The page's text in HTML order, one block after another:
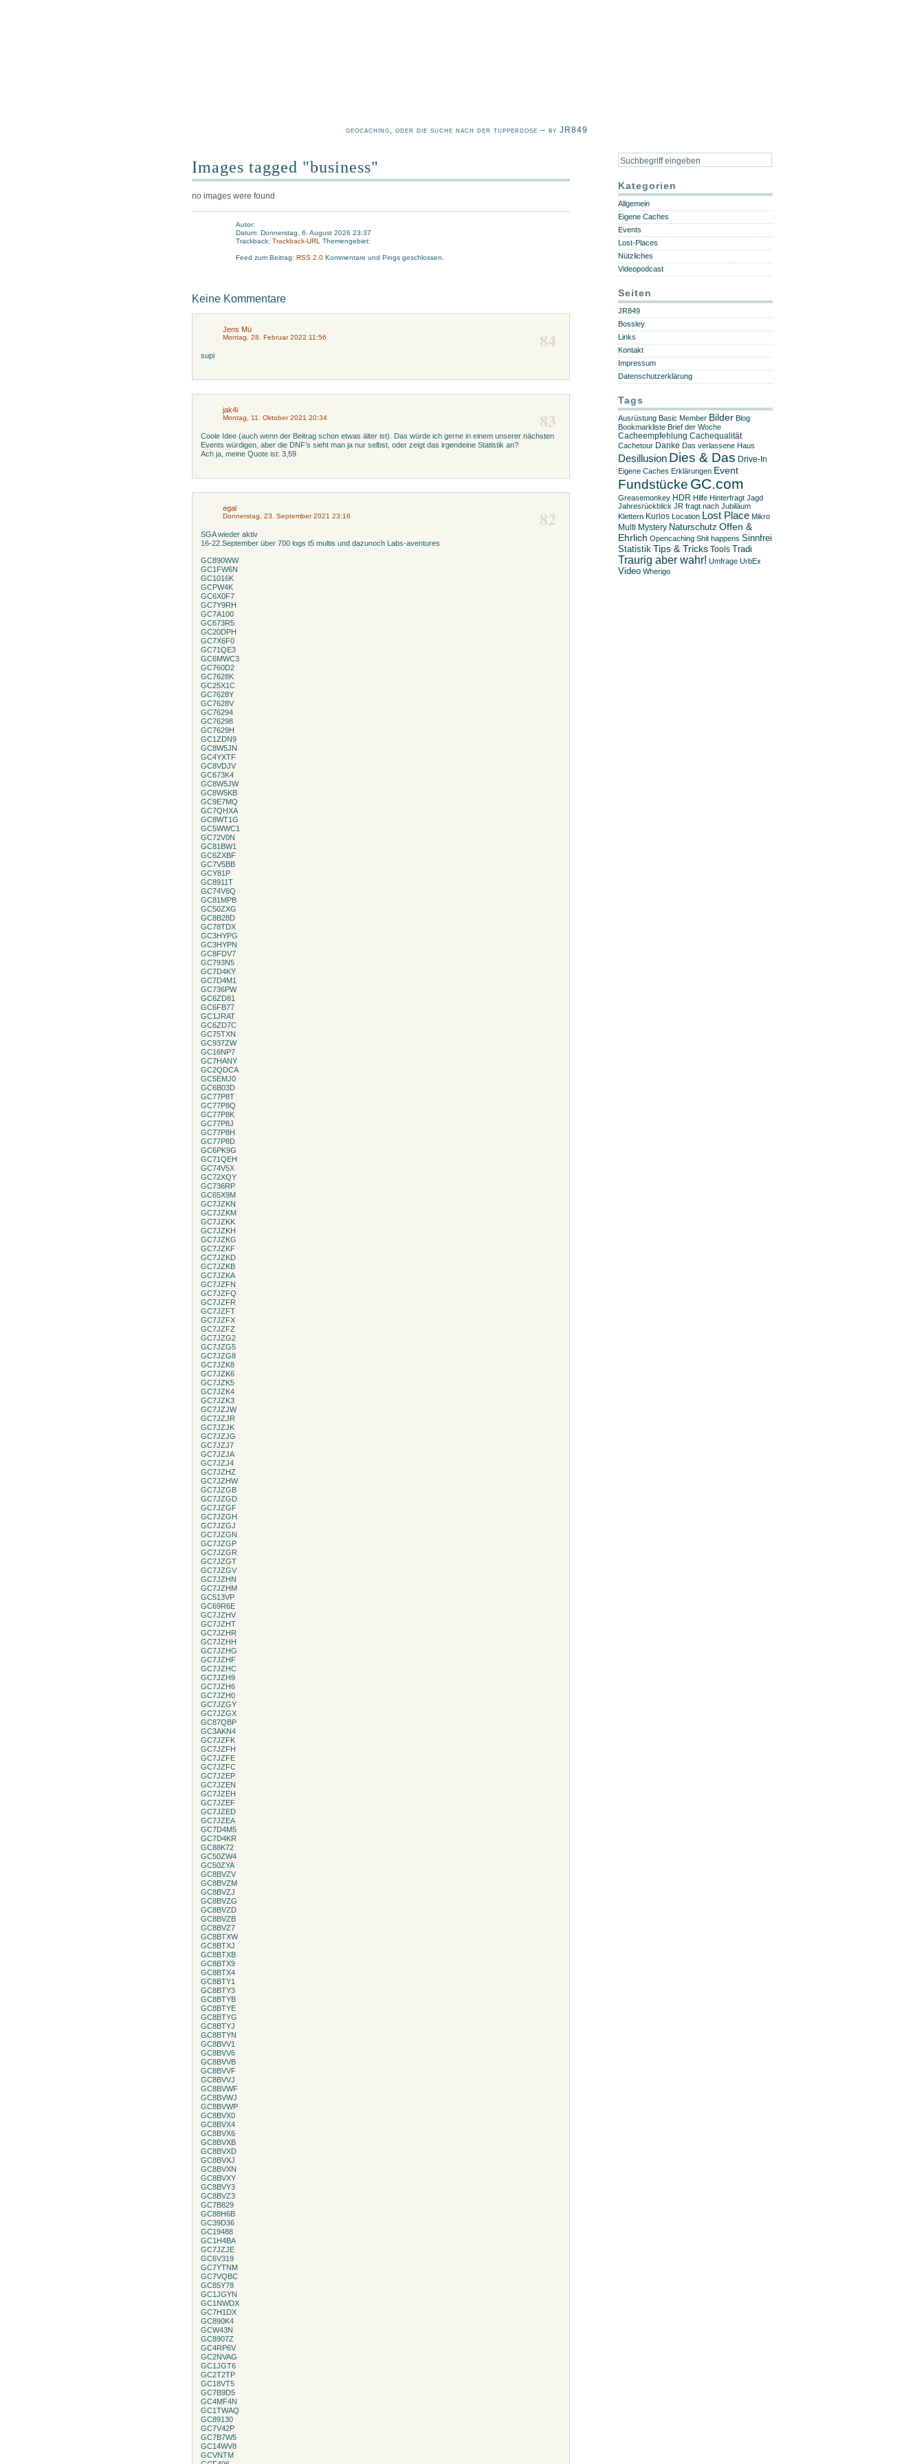
geocaching, oder die suche nach der tupperdose – by JR849
Images tagged "business"
no images were found
Autor:
Datum: Donnerstag, 6. August 2026 23:37
Trackback: Trackback-URL Themengebiet:
Feed zum Beitrag: RSS 2.0 Kommentare und Pings geschlossen.
Keine Kommentare
Jens Mü
Montag, 28. Februar 2022 11:56 84
supi
jak4i
Montag, 11. Oktober 2021 20:34 83
Coole Idee (auch wenn der Beitrag schon etwas älter ist). Das würde ich gerne in einem unserer nächsten
Events würdigen, aber die DNF’s sieht man ja nur selbst, oder zeigt das irgendeine Statistik an?
Ach ja, meine Quote ist: 3,59
egal
Donnerstag, 23. September 2021 23:16 82
SGA wieder aktiv
16-22.September über 700 logs t5 multis und dazunoch Labs-aventures
GC890WW
GC1FW6N
GC1016K
GCPW4K
GC6X0F7
GC7Y9RH
GC7A100
GC673R5
GC20DPH
GC7X6F0
GC71QE3
GC6MWC3
GC760D2
GC7628K
GC25X1C
GC7628Y
GC7628V
GC76294
GC76298
GC7629H
GC1ZDN9
GC8W5JN
GC4YXTF
GC8VDJV
GC673K4
GC8W5JW
GC8W5KB
GC9E7MQ
GC7QHXA
GC8WT1G
GC5WWC1
GC72V0N
GC81BW1
GC6ZXBF
GC7V5BB
GCY81P
GC8911T
GC74V6Q
GC81MPB
GC50ZXG
GC8B28D
GC78TDX
GC3HYPG
GC3HYPN
GC8FDV7
GC793N5
GC7D4KY
GC7D4M1
GC736PW
GC6ZD81
GC6FB77
GC1JRAT
GC6ZD7C
GC75TXN
GC937ZW
GC16NP7
GC7HANY
GC2QDCA
GC5EMJ0
GC6B03D
GC77P8T
GC77P8Q
GC77P8K
GC77P8J
GC77P8H
GC77P8D
GC6PK9G
GC71QEH
GC74V5X
GC72XQY
GC736RP
GC65X9M
GC7JZKN
GC7JZKM
GC7JZKK
GC7JZKH
GC7JZKG
GC7JZKF
GC7JZKD
GC7JZKB
GC7JZKA
GC7JZFN
GC7JZFQ
GC7JZFR
GC7JZFT
GC7JZFX
GC7JZFZ
GC7JZG2
GC7JZG5
GC7JZG8
GC7JZK8
GC7JZK6
GC7JZK5
GC7JZK4
GC7JZK3
GC7JZJW
GC7JZJR
GC7JZJK
GC7JZJG
GC7JZJ7
GC7JZJA
GC7JZJ4
GC7JZHZ
GC7JZHW
GC7JZGB
GC7JZGD
GC7JZGF
GC7JZGH
GC7JZGJ
GC7JZGN
GC7JZGP
GC7JZGR
GC7JZGT
GC7JZGV
GC7JZHN
GC7JZHM
GC513VP
GC69R6E
GC7JZHV
GC7JZHT
GC7JZHR
GC7JZHH
GC7JZHG
GC7JZHF
GC7JZHC
GC7JZH9
GC7JZH6
GC7JZH0
GC7JZGY
GC7JZGX
GC87QBP
GC3AKN4
GC7JZFK
GC7JZFH
GC7JZFE
GC7JZFC
GC7JZEP
GC7JZEN
GC7JZEH
GC7JZEF
GC7JZED
GC7JZEA
GC7D4M5
GC7D4KR
GC88K72
GC50ZW4
GC50ZYA
GC8BVZV
GC8BVZM
GC8BVZJ
GC8BVZG
GC8BVZD
GC8BVZB
GC8BVZ7
GC8BTXW
GC8BTXJ
GC8BTXB
GC8BTX9
GC8BTX4
GC8BTY1
GC8BTY3
GC8BTYB
GC8BTYE
GC8BTYG
GC8BTYJ
GC8BTYN
GC8BVV1
GC8BVV6
GC8BVVB
GC8BVVF
GC8BVVJ
GC8BVWF
GC8BVWJ
GC8BVWP
GC8BVX0
GC8BVX4
GC8BVX6
GC8BVXB
GC8BVXD
GC8BVXJ
GC8BVXN
GC8BVXY
GC8BVY3
GC8BVZ3
GC7B829
GC88H6B
GC39D36
GC19488
GC1H4BA
GC7JZJE
GC6V319
GC7YTNM
GC7VQBC
GC85Y78
GC1JGYN
GC1NWDX
GC7H1DX
GC890K4
GCW43N
GC8907Z
GC4RP6V
GC2NVAG
GC1JGT6
GC2T2TP
GC18VT5
GC7B9D5
GC4MF4N
GC1TWAQ
GC89130
GC7V42P
GC7B7W5
GC14WV8
GCVNTM
Kategorien
Allgemein
Eigene Caches
Events
Lost-Places
Nützliches
Videopodcast
Seiten
JR849
Bossley
Links
Kontakt
Impressum
Datenschutzerklärung
Tags
Ausrüstung Basic Member Bilder Blog
Bookmarkliste Brief der Woche
Cacheempfehlung Cachequalität
Cachetour Danke Das verlassene Haus
Desillusion Dies & Das Drive-In
Eigene Caches Erklärungen Event
Fundstücke GC.com
Greasemonkey HDR Hilfe Hinterfragt Jagd
Jahresrückblick JR fragt nach Jubiläum
Klettern Kurios Location Lost Place Mikro
Multi Mystery Naturschutz Offen &
Ehrlich Opencaching Shit happens Sinnfrei
Statistik Tips & Tricks Tools Tradi
Traurig aber wahr! Umfrage UrbEx
Video Wherigo